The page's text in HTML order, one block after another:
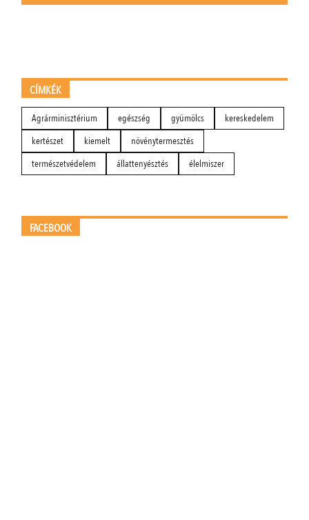
CÍMKÉK
Agrárminisztérium egészség gyümölcs
kereskedelem
kertészet
kiemelt
növénytermesztés
természetvédelem
állattenyésztés élelmiszer
FACEBOOK